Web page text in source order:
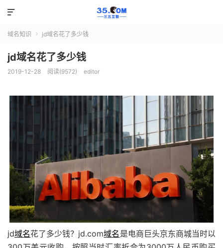

域名知识  jd域名花了多少钱
jd域名花了多少钱
2019-12-28 阅读(9572) editor
jd域名花了多少钱？jd.com域名 是电商巨头京东商城当时以